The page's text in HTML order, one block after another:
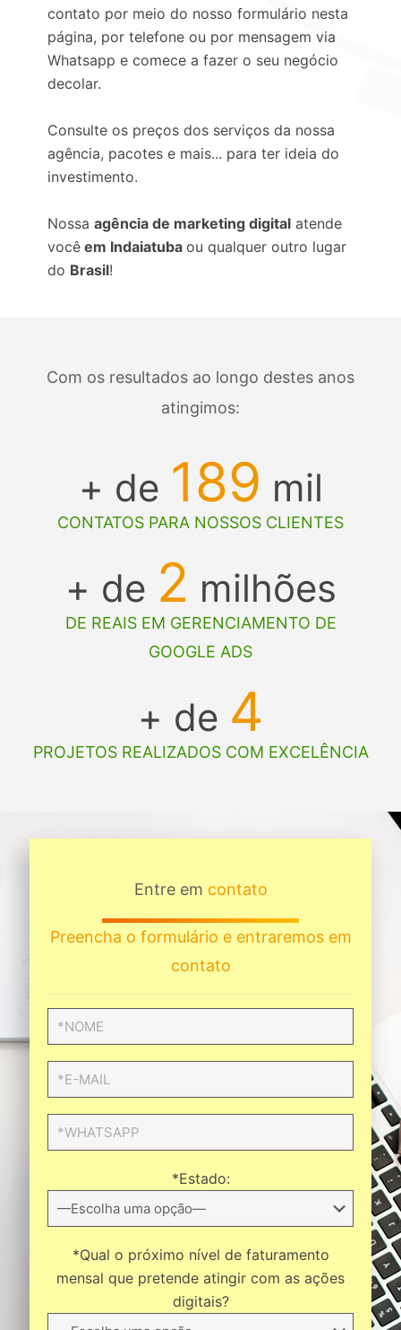
contato por meio do nosso formulário nesta
página, por telefone ou por mensagem via
Whatsapp e comece a fazer o seu negócio
decolar.
Consulte os preços dos serviços da nossa
agência, pacotes e mais... para ter ideia do
investimento.
Nossa agência de marketing digital atende
você em Indaiatuba ou qualquer outro lugar
do Brasil!
Com os resultados ao longo destes anos
atingimos:
+ de 189 mil
CONTATOS PARA NOSSOS CLIENTES
+ de 2 milhões
DE REAIS EM GERENCIAMENTO DE
GOOGLE ADS
+ de 4
PROJETOS REALIZADOS COM EXCELÊNCIA
Entre em contato
Preencha o formulário e entraremos em
contato
*Estado:
*Qual o próximo nível de faturamento
mensal que pretende atingir com as ações
digitais?